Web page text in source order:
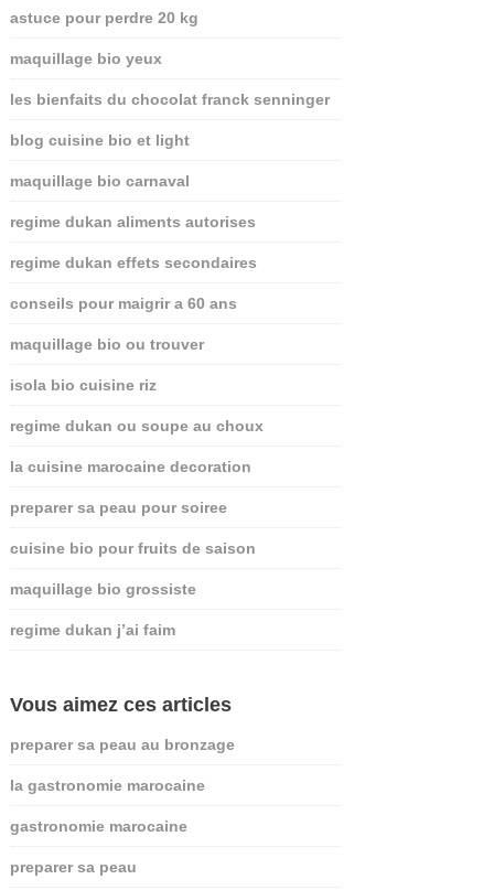
astuce pour perdre 20 kg
maquillage bio yeux
les bienfaits du chocolat franck senninger
blog cuisine bio et light
maquillage bio carnaval
regime dukan aliments autorises
regime dukan effets secondaires
conseils pour maigrir a 60 ans
maquillage bio ou trouver
isola bio cuisine riz
regime dukan ou soupe au choux
la cuisine marocaine decoration
preparer sa peau pour soiree
cuisine bio pour fruits de saison
maquillage bio grossiste
regime dukan j’ai faim
Vous aimez ces articles
preparer sa peau au bronzage
la gastronomie marocaine
gastronomie marocaine
preparer sa peau